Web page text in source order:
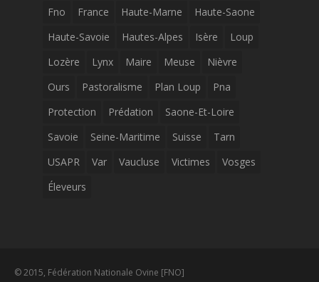
Fno
France Haute-Marne
Haute-Saone
Haute-Savoie
Hautes-Alpes Isère
Loup
Lozère
Lynx Maire Meuse
Nièvre
Ours
Pastoralisme Plan Loup
Pna
Protection
Prédation
Saone-Et-Loire
Savoie
Seine-Maritime Suisse
Tarn
USAPR
Var Vaucluse Victimes
Vosges
Éleveurs
© 2015, Fédération Nationale Ovine [FNO]